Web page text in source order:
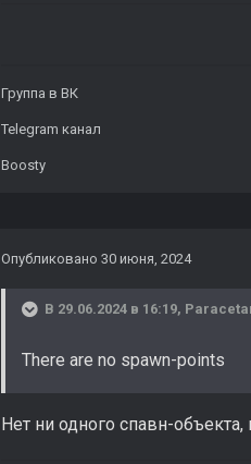
Группа в ВК
Telegram канал
Boosty
Опубликовано 30 июня, 2024
В 29.06.2024 в 16:19,
There are no spawn-points
Нет ни одного спавн-